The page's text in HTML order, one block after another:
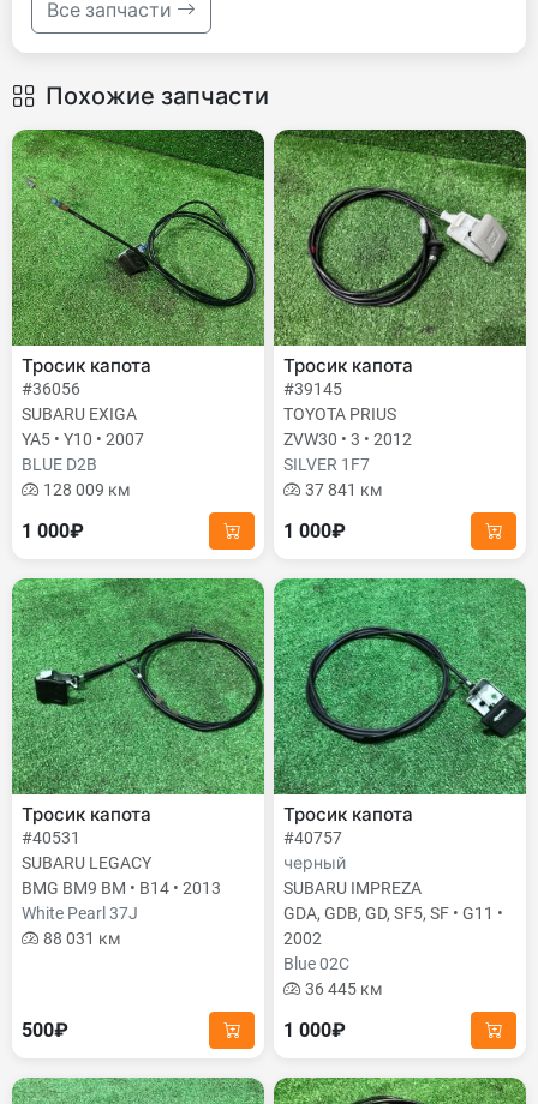
Все запчасти
Похожие запчасти
Тросик капота
#36056
SUBARU EXIGA
YA5 • Y10 • 2007
BLUE D2B
128 009 км
1 000₽
Тросик капота
#39145
TOYOTA PRIUS
ZVW30 • 3 • 2012
SILVER 1F7
37 841 км
1 000₽
Тросик капота
#40531
SUBARU LEGACY
BMG BM9 BM • B14 • 2013
White Pearl 37J
88 031 км
500₽
Тросик капота
#40757
черный
SUBARU IMPREZA
GDA, GDB, GD, SF5, SF • G11 •
2002
Blue 02C
36 445 км
1 000₽